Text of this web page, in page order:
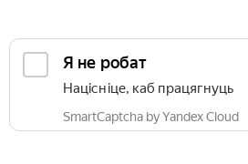
Я не робат
Націсніце, каб працягнуць
SmartCaptcha by Yandex Cloud